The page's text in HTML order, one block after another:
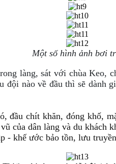
Một số hình ảnh bơi
làng, sát với chùa Keo,
đội nào về đầu thì sẽ dành
đầu chít khăn, đóng khố,
của dân làng và du
khế ước bảo tồn, lưu